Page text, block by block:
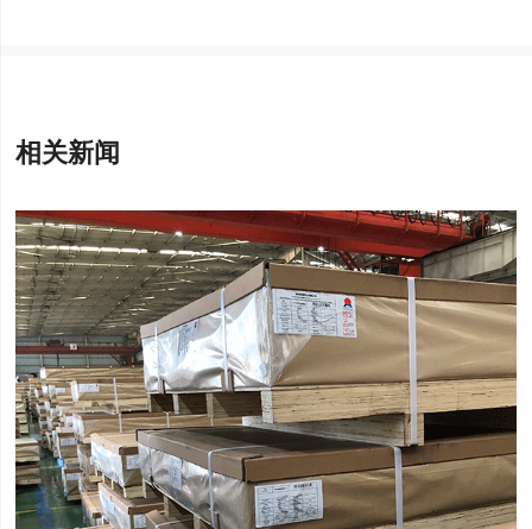
相关新闻